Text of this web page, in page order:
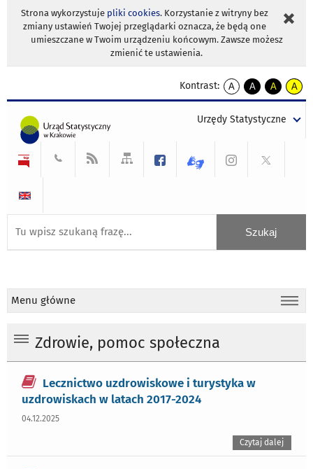
Strona wykorzystuje pliki cookies. Korzystanie z witryny bez
zmiany ustawień Twojej przeglądarki oznacza, że będą one
umieszczane w Twoim urządzeniu końcowym. Zawsze możesz
zmienić te ustawienia.
Kontrast:
A
kontrast
A
kontrast
tekst
czarnym
A
kontrast
tekst
czarnym
A
tekst
żółtym
Urzędy Statystyczne
Menu główne
Zdrowie, pomoc społeczna
Lecznictwo uzdrowiskowe i turystyka w
uzdrowiskach w latach 2017-2024
04.12.2025
Czytaj dalej